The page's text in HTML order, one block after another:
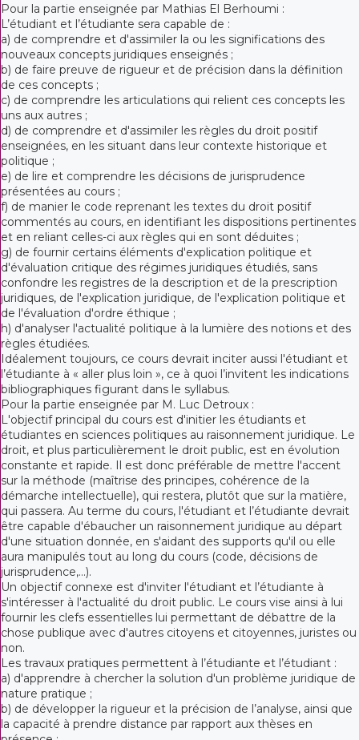
Pour la partie enseignée par Mathias El Berhoumi :
L’étudiant et l’étudiante sera capable de :
a) de comprendre et d'assimiler la ou les significations des
nouveaux concepts juridiques enseignés ;
b) de faire preuve de rigueur et de précision dans la définition
de ces concepts ;
c) de comprendre les articulations qui relient ces concepts les
uns aux autres ;
d) de comprendre et d'assimiler les règles du droit positif
enseignées, en les situant dans leur contexte historique et
politique ;
e) de lire et comprendre les décisions de jurisprudence
présentées au cours ;
f) de manier le code reprenant les textes du droit positif
commentés au cours, en identifiant les dispositions pertinentes
et en reliant celles-ci aux règles qui en sont déduites ;
g) de fournir certains éléments d'explication politique et
d'évaluation critique des régimes juridiques étudiés, sans
confondre les registres de la description et de la prescription
juridiques, de l'explication juridique, de l'explication politique et
de l'évaluation d'ordre éthique ;
h) d'analyser l'actualité politique à la lumière des notions et des
règles étudiées.
Idéalement toujours, ce cours devrait inciter aussi l'étudiant et
l’étudiante à « aller plus loin », ce à quoi l’invitent les indications
bibliographiques figurant dans le syllabus.
Pour la partie enseignée par M. Luc Detroux :
L'objectif principal du cours est d'initier les étudiants et
étudiantes en sciences politiques au raisonnement juridique. Le
droit, et plus particulièrement le droit public, est en évolution
constante et rapide. Il est donc préférable de mettre l'accent
sur la méthode (maîtrise des principes, cohérence de la
démarche intellectuelle), qui restera, plutôt que sur la matière,
qui passera. Au terme du cours, l'étudiant et l’étudiante devrait
être capable d'ébaucher un raisonnement juridique au départ
d'une situation donnée, en s'aidant des supports qu'il ou elle
aura manipulés tout au long du cours (code, décisions de
jurisprudence,...).
Un objectif connexe est d'inviter l'étudiant et l’étudiante à
s'intéresser à l'actualité du droit public. Le cours vise ainsi à lui
fournir les clefs essentielles lui permettant de débattre de la
chose publique avec d'autres citoyens et citoyennes, juristes ou
non.
Les travaux pratiques permettent à l’étudiante et l’étudiant :
a) d'apprendre à chercher la solution d'un problème juridique de
nature pratique ;
b) de développer la rigueur et la précision de l’analyse, ainsi que
la capacité à prendre distance par rapport aux thèses en